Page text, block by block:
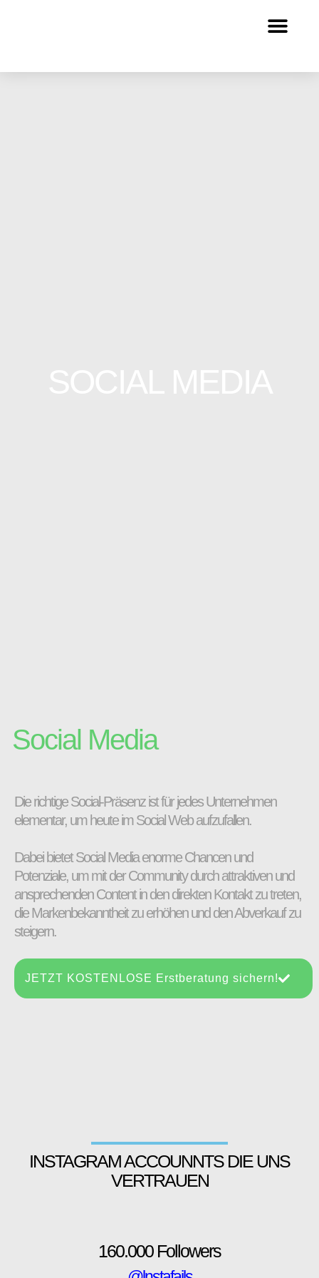
Social Media
Die richtige Social-Präsenz ist für jedes Unternehmen
elementar, um heute im Social Web aufzufallen.
Dabei bietet Social Media enorme Chancen und
Potenziale, um mit der Community durch attraktiven und
ansprechenden Content in den direkten Kontakt zu treten,
die Markenbekanntheit zu erhöhen und den Abverkauf zu
steigern.
JETZT KOSTENLOSE Erstberatung sichern!
INSTAGRAM ACCOUNNTS DIE UNS
VERTRAUEN
160.000 Followers